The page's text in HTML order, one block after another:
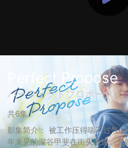
Perfect Propose
パーフェクトプロポーズ
共6集
影集简介： 被工作压得喘不过气
年未见的深谷甲斐在街头重逢。无